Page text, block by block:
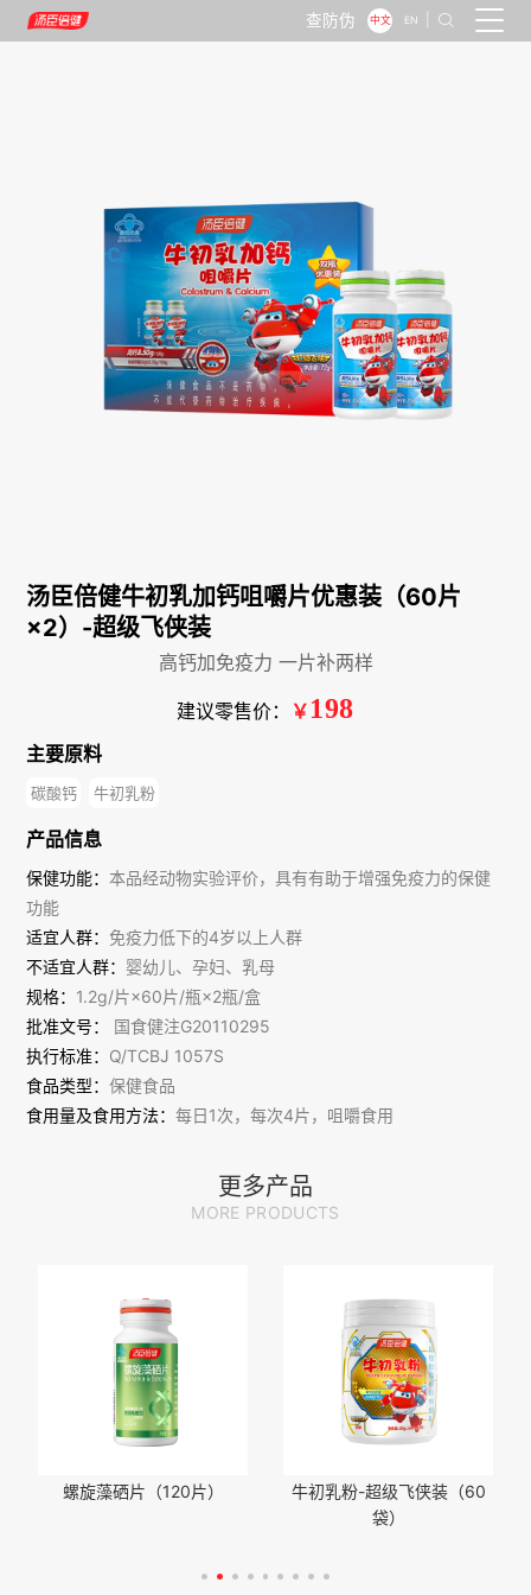
查防伪 中文 EN 
汤臣倍健牛初乳加钙咀嚼片优惠装（60片
×2）-超级飞侠装
高钙加免疫力 一片补两样
建议零售价： ￥ 198
主要原料
碳酸钙 牛初乳粉
产品信息
保健功能：本品经动物实验评价，具有有助于增强免疫力的保健
功能
适宜人群： 免疫力低下的4岁以上人群
不适宜人群：婴幼儿、孕妇、乳母
规格： 1.2g/片×60片/瓶×2瓶/盒
批准文号：
国食健注G20110295
执行标准： Q/TCBJ 1057S
食品类型：保健食品
食用量及食用方法：每日1次，每次4片，咀嚼食用
更多产品
MORE PRODUCTS
螺旋藻硒片（120片）
牛初乳粉-超级飞侠装（60
袋）